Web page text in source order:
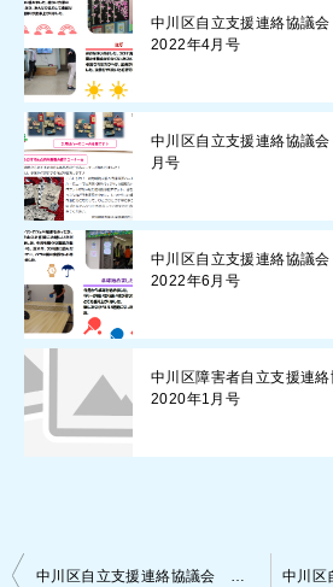
中川区自立支援連絡協議
2022年4月号
中川区自立支援連絡協議
月号
中川区自立支援連絡協議
2022年6月号
中川区障害者自立支援連
2020年1月号
投
中川区自立支援連絡協議会 地域だより 2024年4月号